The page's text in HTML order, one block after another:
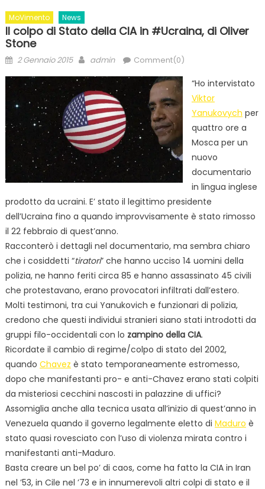
MoVimento News
Il colpo di Stato della CIA in #Ucraina, di Oliver
Stone
Posted
2 Gennaio 2015 Author
admin Comment(0)
“Ho intervistato
Viktor
Yanukovych per
quattro ore a
Mosca per un
nuovo
documentario
in lingua inglese
prodotto da ucraini. E’ stato il legittimo presidente
dell’Ucraina fino a quando improvvisamente è stato rimosso
il 22 febbraio di quest’anno.
Racconterò i dettagli nel documentario, ma sembra chiaro
che i cosiddetti “tiratori” che hanno ucciso 14 uomini della
polizia, ne hanno feriti circa 85 e hanno assassinato 45 civili
che protestavano, erano provocatori infiltrati dall’estero.
Molti testimoni, tra cui Yanukovich e funzionari di polizia,
credono che questi individui stranieri siano stati introdotti da
gruppi filo-occidentali con lo zampino della CIA.
Ricordate il cambio di regime/colpo di stato del 2002,
quando Chavez è stato temporaneamente estromesso,
dopo che manifestanti pro- e anti-Chavez erano stati colpiti
da misteriosi cecchini nascosti in palazzine di uffici?
Assomiglia anche alla tecnica usata all’inizio di quest’anno in
Venezuela quando il governo legalmente eletto di Maduro è
stato quasi rovesciato con l’uso di violenza mirata contro i
manifestanti anti-Maduro.
Basta creare un bel po’ di caos, come ha fatto la CIA in Iran
nel ’53, in Cile nel ’73 e in innumerevoli altri colpi di stato e il